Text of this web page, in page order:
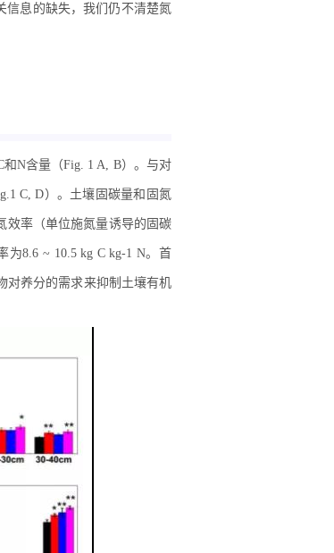
信息的缺失，我们仍不清楚氮
和N含量（Fig. 1 A, B）。与对
C, D）。土壤固碳量和固氮
效率（单位施氮量诱导的固碳
8.6 ~ 10.5 kg C kg-1 N。首
对养分的需求来抑制土壤有机